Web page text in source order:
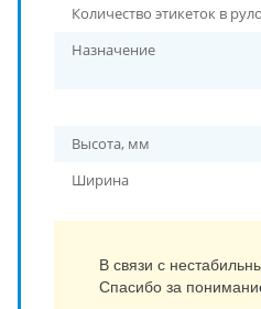
Количество этикеток в
Назначение
Высота, мм
Ширина
В связи с
Спасибо за